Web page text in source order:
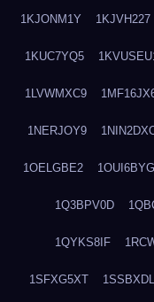
1KJONM1Y 1KJVH227
1KUC7YQ5
1LVWMXC9
1NERJOY9
1OELGBE2 1OUI6BYG
1Q3BPV0D
1QYKS8IF
1SFXG5XT